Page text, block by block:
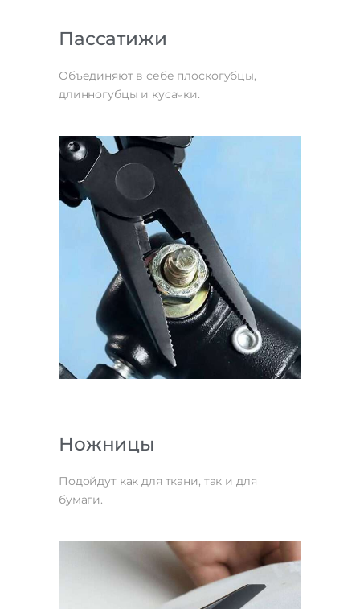
Пассатижи
Объединяют в себе плоскогубцы,
длинногубцы и кусачки.
Ножницы
Подойдут как для ткани, так и для
бумаги.